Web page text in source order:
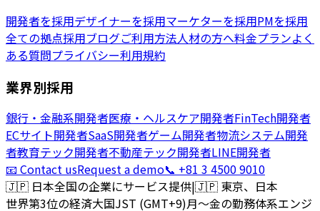
開発者を採用デザイナーを採用マーケターを採用PMを採用
全ての拠点採用ブログご利用方法人材の方へ料金プランよく
ある質問プライバシー利用規約
業界別採用
銀行・金融系開発者医療・ヘルスケア開発者FinTech開発者
ECサイト開発者SaaS開発者ゲーム開発者物流システム開発
者教育テック開発者不動産テック開発者LINE開発者
📧 Contact usRequest a demo📞 +81 3 4500 9010
🇯🇵 日本全国の企業にサービス提供|🇯🇵 東京、日本
世界第3位の経済大国JST (GMT+9)月〜金の勤務体系エンジ